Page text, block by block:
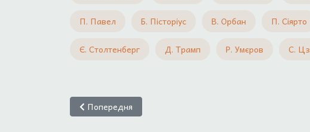
П. Павел Б. Пісторіус В. Орбан П. Сіярто
Є. Столтенберг Д. Трамп Р. Умєров С.
Попередня стаття: Глущук Є. Глобальний саміт миру:
Попередня